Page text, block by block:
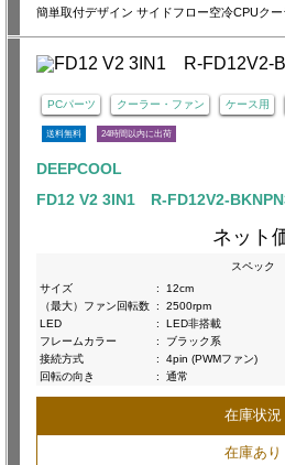
簡単取付デザイン サイドフロー空冷CPUクー
PCパーツ クーラー・ファン ケース用
送料無料 24時間以内に出荷
DEEPCOOL
FD12 V2 3IN1 R-FD12V2-
ネット
スペック
サイズ
:
12cm
（最大）ファン回転数 :
2500rpm
LED
:
LED非搭載
フレームカラー
:
ブラック系
接続方式
:
4pin (PWMファン)
回転の向き
: 通常
在庫状況
在庫あり